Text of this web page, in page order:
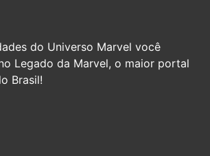
do Universo Marvel você
Legado da Marvel, o maior portal
Brasil!